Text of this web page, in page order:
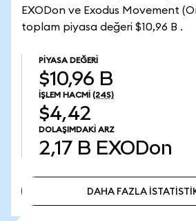
EXODon ve Exodus Movement
toplam piyasa değeri $10,96 B .
PIYASA DEĞERI
$10,96 B
İŞLEM HACMI (24S)
$4,42
DOLAŞIMDAKI ARZ
2,17 B EXODon
DAHA FAZLA